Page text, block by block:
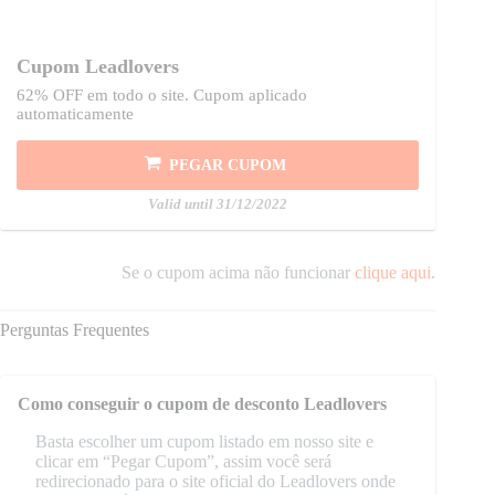
Cupom Leadlovers
62% OFF em todo o site. Cupom aplicado
automaticamente
PEGAR CUPOM
Valid until 31/12/2022
Se o cupom acima não funcionarclique aqui.
Perguntas Frequentes
Como conseguir o cupom de desconto Leadlovers
Basta escolher um cupom listado em nosso site e
clicar em “Pegar Cupom”, assim você será
redirecionado para o site oficial do Leadlovers onde